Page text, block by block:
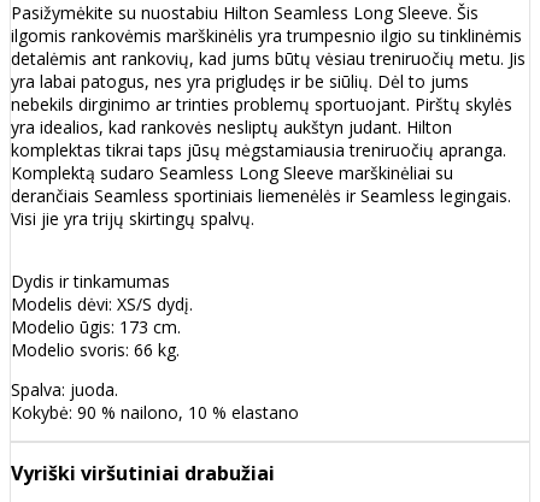
Pasižymėkite su nuostabiu Hilton Seamless Long Sleeve. Šis
ilgomis rankovėmis marškinėlis yra trumpesnio ilgio su tinklinėmis
detalėmis ant rankovių, kad jums būtų vėsiau treniruočių metu. Jis
yra labai patogus, nes yra prigludęs ir be siūlių. Dėl to jums
nebekils dirginimo ar trinties problemų sportuojant. Pirštų skylės
yra idealios, kad rankovės nesliptų aukštyn judant. Hilton
komplektas tikrai taps jūsų mėgstamiausia treniruočių apranga.
Komplektą sudaro Seamless Long Sleeve marškinėliai su
derančiais Seamless sportiniais liemenėlės ir Seamless legingais.
Visi jie yra trijų skirtingų spalvų.
Dydis ir tinkamumas
Modelis dėvi: XS/S dydį.
Modelio ūgis: 173 cm.
Modelio svoris: 66 kg.
Spalva: juoda.
Kokybė: 90 % nailono, 10 % elastano
Vyriški viršutiniai drabužiai